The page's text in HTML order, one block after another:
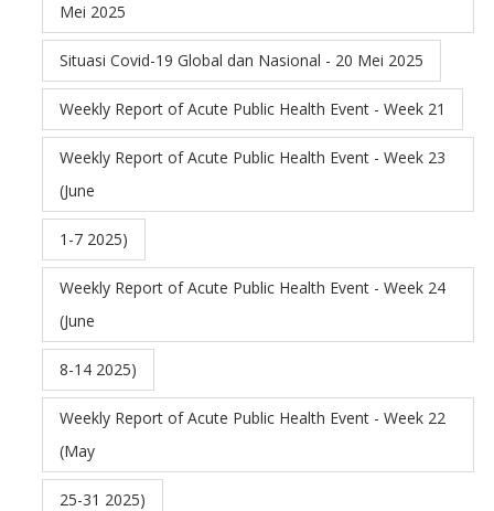
Mei 2025
Situasi Covid-19 Global dan Nasional - 20 Mei 2025
Weekly Report of Acute Public Health Event - Week 21
Weekly Report of Acute Public Health Event - Week 23
(June
1-7 2025)
Weekly Report of Acute Public Health Event - Week 24
(June
8-14 2025)
Weekly Report of Acute Public Health Event - Week 22
(May
25-31 2025)